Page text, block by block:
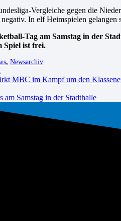
Vergleiche gegen die
In elf Heimspielen gelangen
Tag am Samstag in der
Spiel ist frei.
, Newsarchiv
MBC im Kampf um den
am Samstag in der Stadthalle